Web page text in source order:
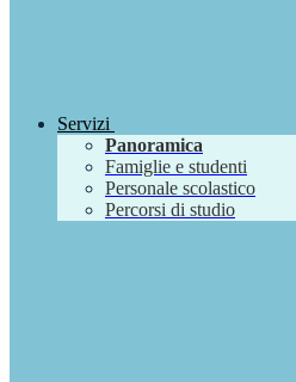
Servizi
Panoramica
Famiglie e studenti
Personale scolastico
Percorsi di studio